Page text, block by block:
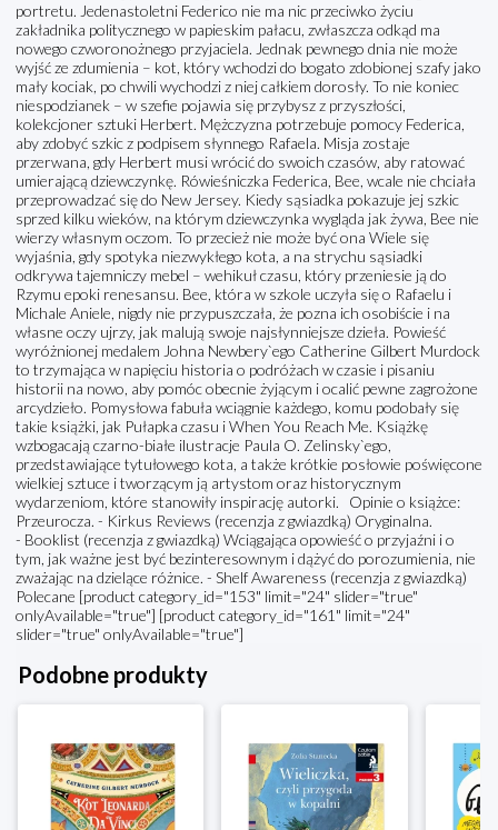
portretu. Jedenastoletni Federico nie ma nic przeciwko życiu
zakładnika politycznego w papieskim pałacu, zwłaszcza odkąd ma
nowego czworonożnego przyjaciela. Jednak pewnego dnia nie może
wyjść ze zdumienia – kot, który wchodzi do bogato zdobionej szafy jako
mały kociak, po chwili wychodzi z niej całkiem dorosły. To nie koniec
niespodzianek – w szefie pojawia się przybysz z przyszłości,
kolekcjoner sztuki Herbert. Mężczyzna potrzebuje pomocy Federica,
aby zdobyć szkic z podpisem słynnego Rafaela. Misja zostaje
przerwana, gdy Herbert musi wrócić do swoich czasów, aby ratować
umierającą dziewczynkę. Rówieśniczka Federica, Bee, wcale nie chciała
przeprowadzać się do New Jersey. Kiedy sąsiadka pokazuje jej szkic
sprzed kilku wieków, na którym dziewczynka wygląda jak żywa, Bee nie
wierzy własnym oczom. To przecież nie może być ona Wiele się
wyjaśnia, gdy spotyka niezwykłego kota, a na strychu sąsiadki
odkrywa tajemniczy mebel – wehikuł czasu, który przeniesie ją do
Rzymu epoki renesansu. Bee, która w szkole uczyła się o Rafaelu i
Michale Aniele, nigdy nie przypuszczała, że pozna ich osobiście i na
własne oczy ujrzy, jak malują swoje najsłynniejsze dzieła. Powieść
wyróżnionej medalem Johna Newbery`ego Catherine Gilbert Murdock
to trzymająca w napięciu historia o podróżach w czasie i pisaniu
historii na nowo, aby pomóc obecnie żyjącym i ocalić pewne zagrożone
arcydzieło. Pomysłowa fabuła wciągnie każdego, komu podobały się
takie książki, jak Pułapka czasu i When You Reach Me. Książkę
wzbogacają czarno-białe ilustracje Paula O. Zelinsky`ego,
przedstawiające tytułowego kota, a także krótkie posłowie poświęcone
wielkiej sztuce i tworzącym ją artystom oraz historycznym
wydarzeniom, które stanowiły inspirację autorki. Opinie o książce:
Przeurocza. - Kirkus Reviews (recenzja z gwiazdką) Oryginalna.
- Booklist (recenzja z gwiazdką) Wciągająca opowieść o przyjaźni i o
tym, jak ważne jest być bezinteresownym i dążyć do porozumienia, nie
zważając na dzielące różnice. - Shelf Awareness (recenzja z gwiazdką)
Polecane [product category_id="153" limit="24" slider="true"
onlyAvailable="true"] [product category_id="161" limit="24"
slider="true" onlyAvailable="true"]
Podobne produkty